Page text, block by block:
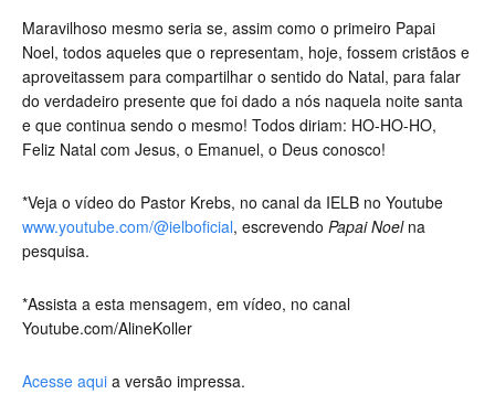
Maravilhoso mesmo seria se, assim como o primeiro Papai
Noel, todos aqueles que o representam, hoje, fossem cristãos e
aproveitassem para compartilhar o sentido do Natal, para falar
do verdadeiro presente que foi dado a nós naquela noite santa
e que continua sendo o mesmo! Todos diriam: HO-HO-HO,
Feliz Natal com Jesus, o Emanuel, o Deus conosco!
*Veja o vídeo do Pastor Krebs, no canal da IELB no Youtube
www.youtube.com/@ielboficial, escrevendo Papai Noelna
pesquisa.
*Assista a esta mensagem, em vídeo, no canal
Youtube.com/AlineKoller
Acesse aqui a versão impressa.